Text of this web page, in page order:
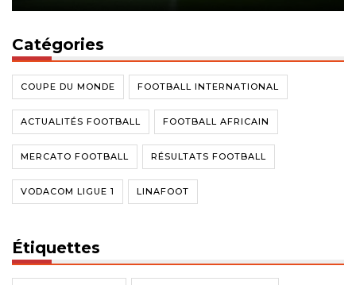
Catégories
COUPE DU MONDE FOOTBALL INTERNATIONAL
ACTUALITÉS FOOTBALL FOOTBALL AFRICAIN
MERCATO FOOTBALL RÉSULTATS FOOTBALL
VODACOM LIGUE 1 LINAFOOT
Étiquettes